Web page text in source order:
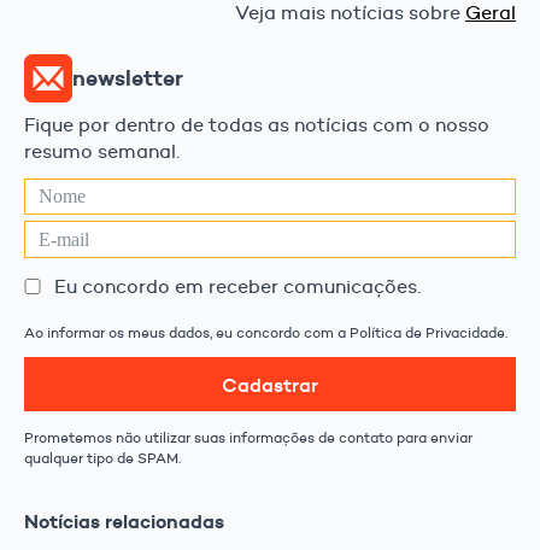
Veja mais notícias sobre Geral
newsletter
Fique por dentro de todas as notícias com o nosso
resumo semanal.
Eu concordo em receber comunicações.
Ao informar os meus dados, eu concordo com a Política de Privacidade.
Cadastrar
Prometemos não utilizar suas informações de contato para enviar
qualquer tipo de SPAM.
Notícias relacionadas